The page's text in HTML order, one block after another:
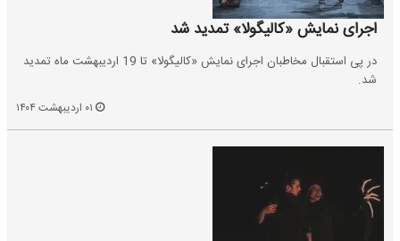
اجرای نمایش «کالیگولا» تمدید شد
در پی استقبال مخاطبان اجرای نمایش «کالیگولا» تا 19 اردیبهشت ماه تمدید
شد.